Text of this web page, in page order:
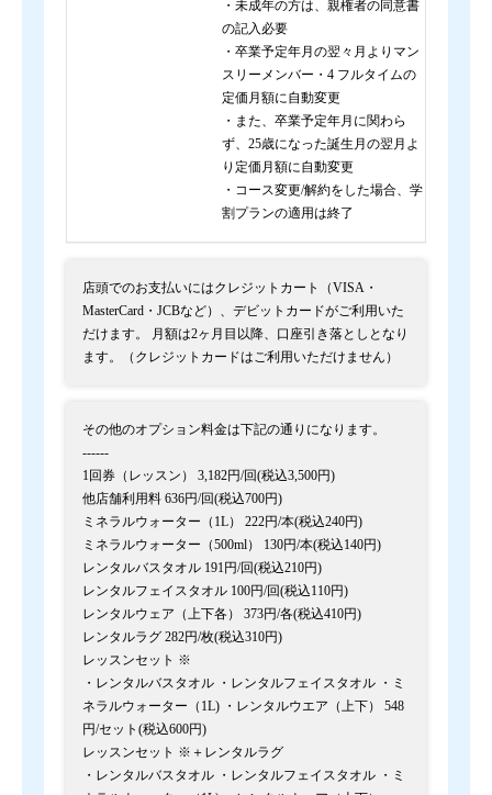
・未成年の方は、親権者の同意書
の記入必要
・卒業予定年月の翌々月よりマン
スリーメンバー・4 フルタイムの
定価月額に自動変更
・また、卒業予定年月に関わら
ず、25歳になった誕生月の翌月よ
り定価月額に自動変更
・コース変更/解約をした場合、学
割プランの適用は終了
店頭でのお支払いにはクレジットカート（VISA・
MasterCard・JCBなど）、デビットカードがご利用いた
だけます。 月額は2ヶ月目以降、口座引き落としとなり
ます。（クレジットカードはご利用いただけません）
その他のオプション料金は下記の通りになります。
------
1回券（レッスン） 3,182円/回(税込3,500円)
他店舗利用料 636円/回(税込700円)
ミネラルウォーター（1L） 222円/本(税込240円)
ミネラルウォーター（500ml） 130円/本(税込140円)
レンタルバスタオル 191円/回(税込210円)
レンタルフェイスタオル 100円/回(税込110円)
レンタルウェア（上下各） 373円/各(税込410円)
レンタルラグ 282円/枚(税込310円)
レッスンセット ※
・レンタルバスタオル ・レンタルフェイスタオル ・ミ
ネラルウォーター（1L) ・レンタルウエア（上下） 548
円/セット(税込600円)
レッスンセット ※＋レンタルラグ
・レンタルバスタオル ・レンタルフェイスタオル ・ミ